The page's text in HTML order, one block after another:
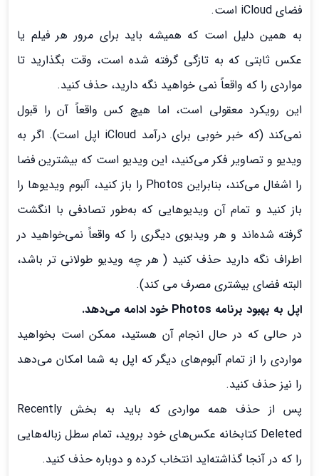
فضای iCloud است.
به همین دلیل است که همیشه باید برای مرور هر فیلم یا
عکس ثابتی که به تازگی گرفته شده است، وقت بگذارید تا
مواردی را که واقعاً نمی خواهید نگه دارید، حذف کنید.
این رویکرد معقولی است، اما هیچ کس واقعاً آن را قبول
نمی‌کند (که خبر خوبی برای درآمد iCloud اپل است). اگر به
ویدیو و تصاویر فکر می‌کنید، این ویدیو است که بیشترین فضا
را اشغال می‌کند، بنابراین Photos را باز کنید، آلبوم ویدیوها را
باز کنید و تمام آن ویدیوهایی که به‌طور تصادفی با انگشت
گرفته شده‌اند و هر ویدیوی دیگری را که واقعاً نمی‌خواهید در
اطراف نگه دارید حذف کنید ( هر چه ویدیو طولانی تر باشد،
البته فضای بیشتری مصرف می کند).
اپل به بهبود برنامه Photos خود ادامه می‌دهد.
در حالی که در حال انجام آن هستید، ممکن است بخواهید
مواردی را از تمام آلبوم‌های دیگر که اپل به شما امکان می‌دهد
را نیز حذف کنید.
پس از حذف همه مواردی که باید به بخش Recently
Deleted کتابخانه عکس‌های خود بروید، تمام سطل زباله‌هایی
را که در آنجا گذاشته‌اید انتخاب کرده و دوباره حذف کنید.